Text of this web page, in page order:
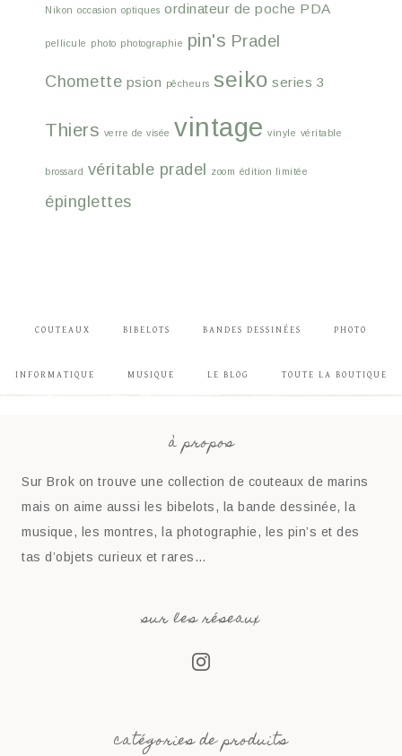
Nikon occasion optiques ordinateur de poche PDA
pellicule photo photographie pin's Pradel
Chomette psion pêcheurs seiko series 3
Thiers verre de visée vintage vinyle véritable
brossard véritable pradel zoom édition limitée
épinglettes
COUTEAUX BIBELOTS BANDES DESSINÉES PHOTO
INFORMATIQUE MUSIQUE LE BLOG TOUTE LA BOUTIQUE
à propos
Sur Brok on trouve une collection de couteaux de marins
mais on aime aussi les bibelots, la bande dessinée, la
musique, les montres, la photographie, les pin’s et des
tas d’objets curieux et rares…
sur les réseaux
catégories de produits